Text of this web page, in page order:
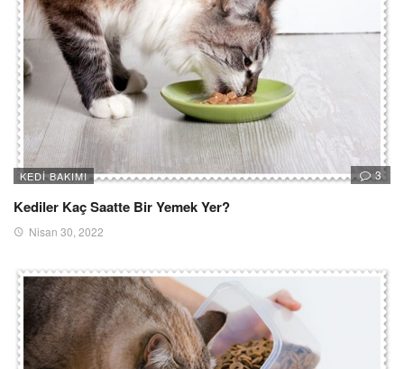
KEDI BAKIMI 3
Kediler Kaç Saatte Bir Yemek Yer?
Nisan 30, 2022